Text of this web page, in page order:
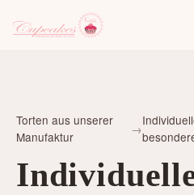
Torten aus unserer
Manufaktur
→